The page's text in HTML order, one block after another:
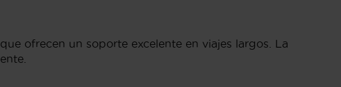
ofrecen un soporte excelente en viajes largos. La